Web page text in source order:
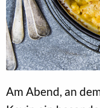
Am Abend, an